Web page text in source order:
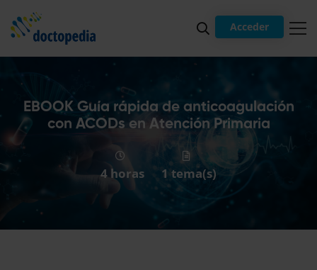
Acceder
EBOOK Guía rápida de anticoagulación
con ACODs en Atención Primaria
4 horas 1 tema(s)